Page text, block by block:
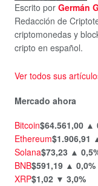
Escrito por Germán
Redacción de
criptomonedas y
cripto en español.
Ver todos sus
Mercado ahora
Bitcoin$64.561,00 ▲
Ethereum$1.906,91
Solana$73,23 ▲
BNB$591,19 ▲ 0,0%
XRP$1,02 ▼ 3,0%